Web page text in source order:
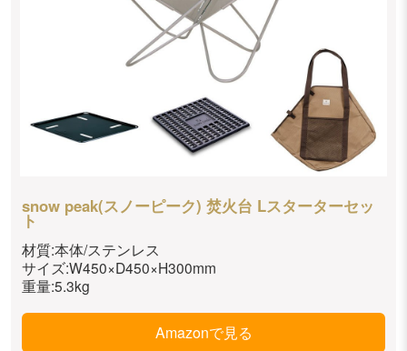
snow peak(スノーピーク) 焚火台 Lスターターセッ
ト
材質:本体/ステンレス
サイズ:W450×D450×H300mm
重量:5.3kg
Amazonで見る